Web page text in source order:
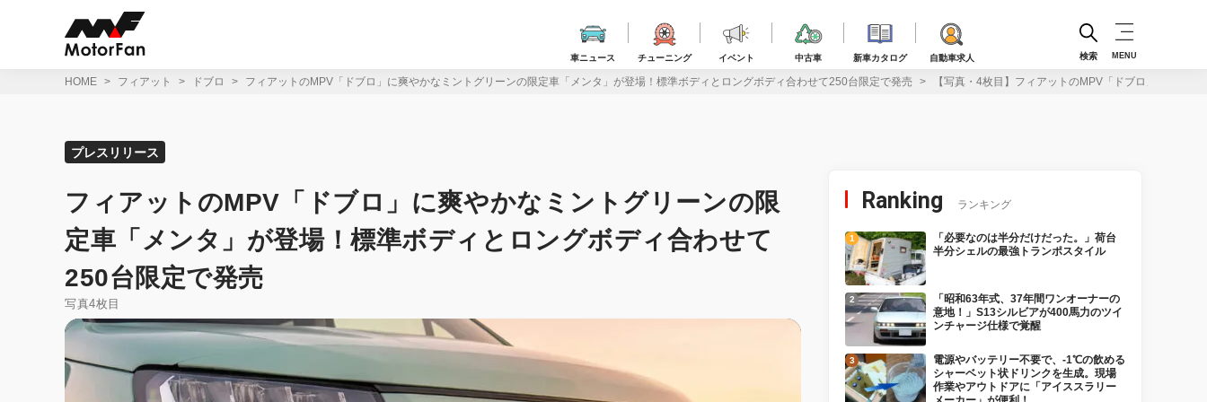
車ニュース チューニング イベント 中古車 新車カタログ 自動車求人 検索 MENU
HOME フィアット ドブロ フィアットのMPV「ドブロ」に爽やかなミントグリーンの限定車「メンタ」が登場！標準ボディとロングボディ合わせて250台限定で発売 【写真・4枚目】フィアットのMPV「ドブロ」に爽や
プレスリリース
フィアットのMPV「ドブロ」に爽やかなミントグリーンの限
定車「メンタ」が登場！標準ボディとロングボディ合わせて
250台限定で発売
写真4枚目
Ranking ランキング
「必要なのは半分だけだった。」荷台
半分シェルの最強トランポスタイル
「昭和63年式、37年間ワンオーナーの
意地！」S13シルビアが400馬力のツイ
ンチャージ仕様で覚醒
電源やバッテリー不要で、-1℃の飲める
シャーベット状ドリンクを生成。現場
作業やアウトドアに「アイススラリー